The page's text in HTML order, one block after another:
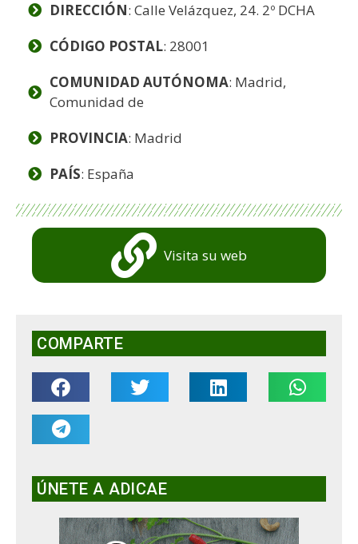
DIRECCIÓN: Calle Velázquez, 24. 2º DCHA
CÓDIGO POSTAL: 28001
COMUNIDAD AUTÓNOMA: Madrid,
Comunidad de
PROVINCIA: Madrid
PAÍS: España
Visita su web
COMPARTE
ÚNETE A ADICAE